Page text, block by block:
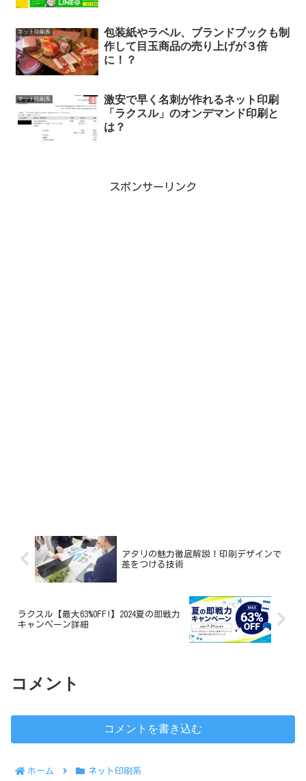
ネット印刷系
包装紙やラベル、ブランドブックも制
作して目玉商品の売り上げが３倍
に！？
ネット印刷系
激安で早く名刺が作れるネット印刷
「ラクスル」のオンデマンド印刷と
は？
スポンサーリンク
アタリの魅力徹底解説！印刷デザインで
差をつける技術
ラクスル【最大63%OFF!】2024夏の即戦力
キャンペーン詳細
コメント
コメントを書き込む
ホーム ネット印刷系